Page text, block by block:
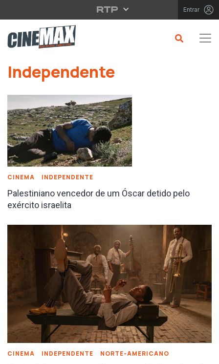
Saltar para o conteúdo principal Entrar
Independente
CINEMA INDEPENDENTE
Palestiniano vencedor de um Óscar detido pelo
exército israelita
CINEMA INDEPENDENTE NORTE-AMERICANO